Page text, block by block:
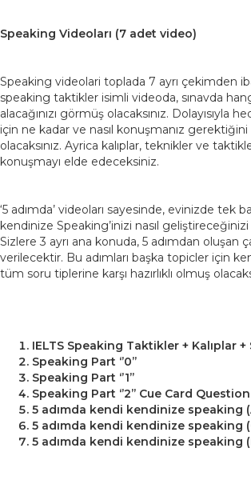
Speaking Videoları (7 adet video)
Speaking videolari toplada 7 ayrı çekimden
speaking taktikler isimli videoda, sınavda
alacağınızı görmüş olacaksınız. Dolayısıyla
için ne kadar ve nasıl konuşmanız
olacaksınız. Ayrica kalıplar, teknikler ve
konuşmayı elde edeceksiniz.
‘5 adımda’ videoları sayesinde, evinizde tek
kendinize Speaking’inizi nasıl
Sizlere 3 ayrı ana konuda, 5 adımdan oluşan
verilecektir. Bu adımları başka topicler için
tüm soru tiplerine karşı hazırlıklı olmuş
IELTS Speaking Taktikler + Kalıplar
Speaking Part ‘’0’’
Speaking Part ‘’1’’
Speaking Part ‘’2’’ Cue Card Question
5 adımda kendi kendinize speaking
5 adımda kendi kendinize speaking
5 adımda kendi kendinize speaking